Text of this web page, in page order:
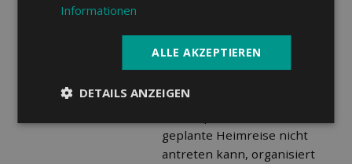
Extra-Rückreise
Wenn eine versicherte
verunfallt und aufgrund
geplante Heimreise nicht
antreten kann, organisiert
Informationen
ALLE AKZEPTIEREN
DETAILS ANZEIGEN